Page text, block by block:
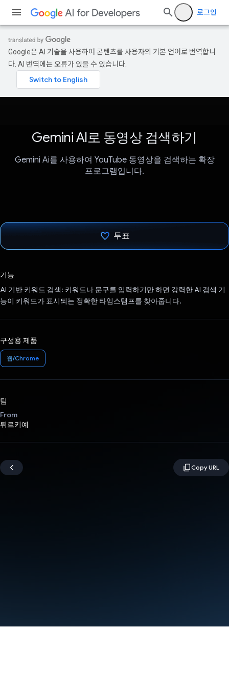
로그인
Google은 AI 기술을 사용하여 콘텐츠를 사용자의 기본 언어로 번역합니
다. AI 번역에는 오류가 있을 수 있습니다.
Gemini AI로 동영상 검색하기
Gemini Ai를 사용하여 YouTube 동영상을 검색하는 확장
프로그램입니다.
투표
기능
AI 기반 키워드 검색: 키워드나 문구를 입력하기만 하면 강력한 AI 검색 기
능이 키워드가 표시되는 정확한 타임스탬프를 찾아줍니다.
구성용 제품
웹/Chrome
팀
From
튀르키예